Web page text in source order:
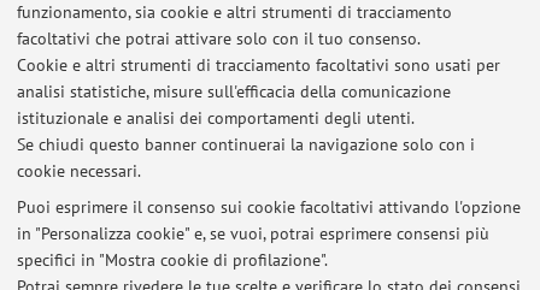
funzionamento, sia cookie e altri strumenti di tracciamento
facoltativi che potrai attivare solo con il tuo consenso.
Cookie e altri strumenti di tracciamento facoltativi sono usati per
analisi statistiche, misure sull'efficacia della comunicazione
istituzionale e analisi dei comportamenti degli utenti.
Se chiudi questo banner continuerai la navigazione solo con i
cookie necessari.
Puoi esprimere il consenso sui cookie facoltativi attivando l'opzione
in "Personalizza cookie" e, se vuoi, potrai esprimere consensi più
specifici in "Mostra cookie di profilazione".
Contattare la docente via mail liudmila.buglakova@unibo.it
per fissare un eventuale incontro su Teams.
Ultimi avvisi